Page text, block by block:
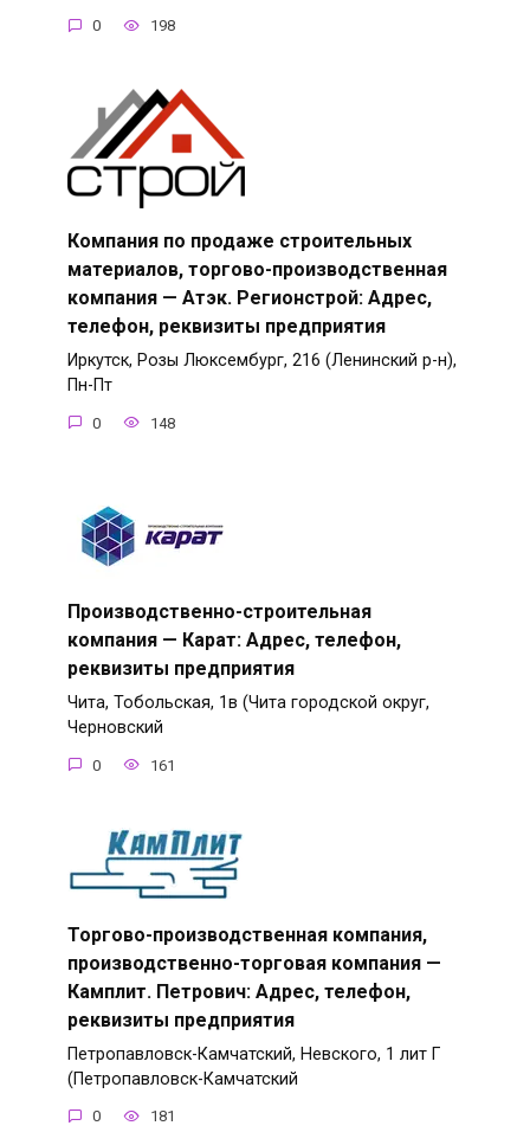
0 198
Компания по продаже строительных
материалов, торгово-производственная
компания — Атэк. Регионстрой: Адрес,
телефон, реквизиты предприятия
Иркутск, Розы Люксембург, 216 (Ленинский р-н),
Пн-Пт
0 148
Производственно-строительная
компания — Карат: Адрес, телефон,
реквизиты предприятия
Чита, Тобольская, 1в (Чита городской округ,
Черновский
0 161
Торгово-производственная компания,
производственно-торговая компания —
Камплит. Петрович: Адрес, телефон,
реквизиты предприятия
Петропавловск-Камчатский, Невского, 1 лит Г
(Петропавловск-Камчатский
0 181